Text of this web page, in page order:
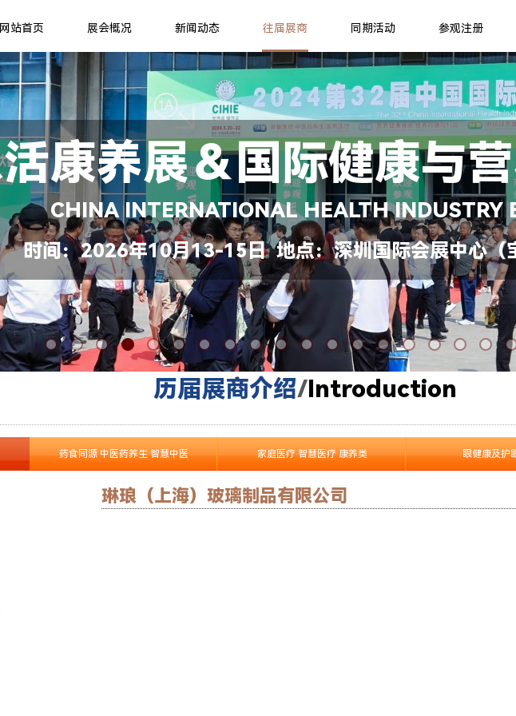
网站首页 展会概况 新闻动态 往届展商 同期活动 参观注册
康养展＆国际健康与
CHINA INTERNATIONAL HEALTH INDUSTRY
时间：2026年10月13-15日 地点：深圳国际会展中心（
历届展商介绍/Introduction
药食同源 中医药养生 智慧中医 家庭医疗 智慧医疗 康养类 眼健康及护
琳琅（上海）玻璃制品有限公司